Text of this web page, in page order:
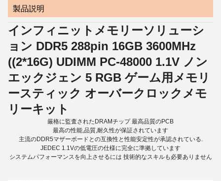
製品説明
インフィニットメモリーソリューシ
ョン DDR5 288pin 16GB 3600MHz
((2*16G) UDIMM PC-48000 1.1V ノン
エックジェン 5 RGB ゲーム用メモリ
ースティック オーバークロックメモ
リーキット
厳格に監査されたDRAMチップ 最高品質のPCB
最高の性能,品質,耐久性が保証されています
主流のDDR5マザーボードとの互換性と性能安定性が承認されている.
JEDEC 1.1Vの低電圧の仕様に完全に準拠しています
システムパフォーマンスを向上させるには 技術的なスキルも必要ありません